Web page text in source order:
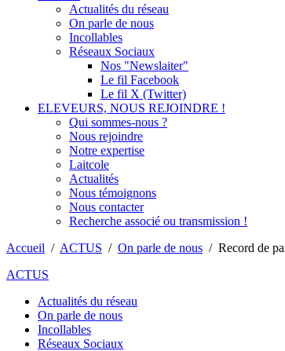
Actualités du réseau
On parle de nous
Incollables
Réseaux Sociaux
Nos "Newslaiter"
Le fil Facebook
Le fil X (Twitter)
ELEVEURS, NOUS REJOINDRE !
Qui sommes-nous ?
Nous rejoindre
Notre expertise
Laitcole
Actualités
Nous témoignons
Nous contacter
Recherche associé ou transmission !
Accueil / ACTUS / On parle de nous / Record de
ACTUS
Actualités du réseau
On parle de nous
Incollables
Réseaux Sociaux